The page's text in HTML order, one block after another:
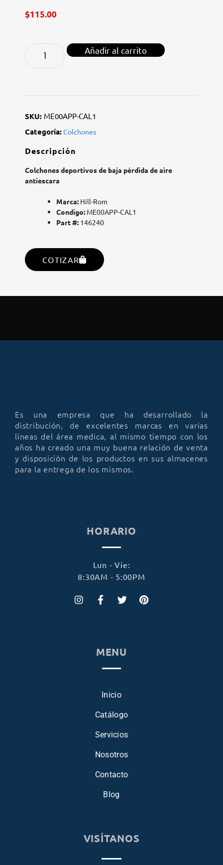
$115.00
Añadir al carrito
SKU: ME00APP-CAL1
Categoría:Colchones
Descripción
Colchones deportivos de baja pérdida de aire
antiescara
Marca: Hill-Rom
Condigo: ME00APP-CAL1
Part #: 146240
COTIZAR
Es una empresa que ha desarrollado la
distribución, de excelentes marcas en varias
lineas del área medica, al mismo tiempo con los
años ha creado una muy buena relación de venta
y disposición de los productos en sus almacenes
para la entrega de los mismos.
HORARIO
Lun - Vie:
8:30AM - 5:00PM
MENU
Inicio
Catálogo
Servicios
Nosotros
Contacto
Blog
VISÍTANOS